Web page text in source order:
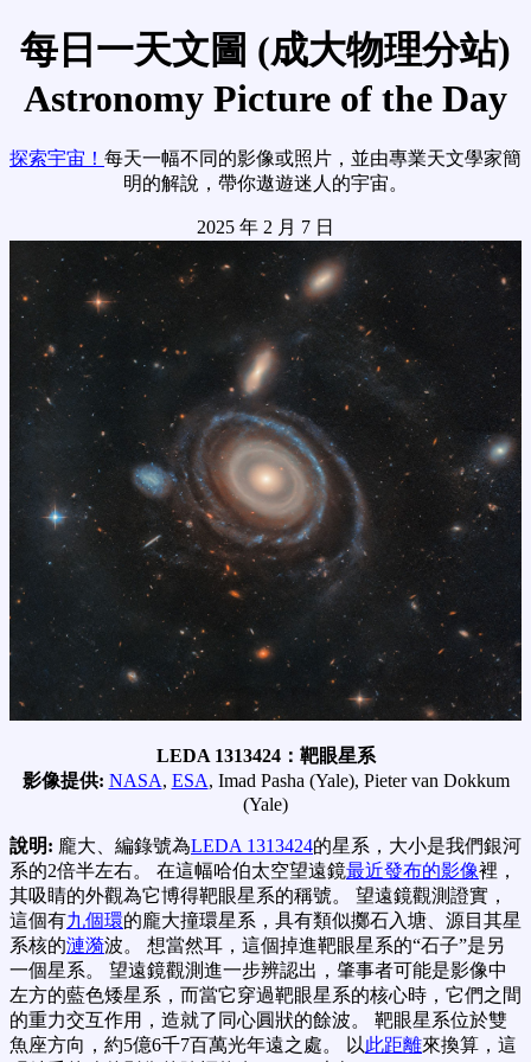
每日一天文圖 (成大物理分站)
Astronomy Picture of the Day
探索宇宙！ 每天一幅不同的影像或照片，並由專業天文學家簡
明的解說，帶你遨遊迷人的宇宙。
2025 年 2 月 7 日
LEDA 1313424：靶眼星系
影像提供: NASA, ESA, Imad Pasha (Yale), Pieter van Dokkum
(Yale)
說明: 龐大、編錄號為LEDA 1313424的星系，大小是我們銀河
系的2倍半左右。 在這幅哈伯太空望遠鏡最近發布的影像裡，
其吸睛的外觀為它博得靶眼星系的稱號。 望遠鏡觀測證實，
這個有九個環的龐大撞環星系，具有類似擲石入塘、源目其星
系核的漣漪波。 想當然耳，這個掉進靶眼星系的“石子”是另
一個星系。 望遠鏡觀測進一步辨認出，肇事者可能是影像中
左方的藍色矮星系，而當它穿過靶眼星系的核心時，它們之間
的重力交互作用，造就了同心圓狀的餘波。 靶眼星系位於雙
魚座方向，約5億6千7百萬光年遠之處。 以此距離來換算，這